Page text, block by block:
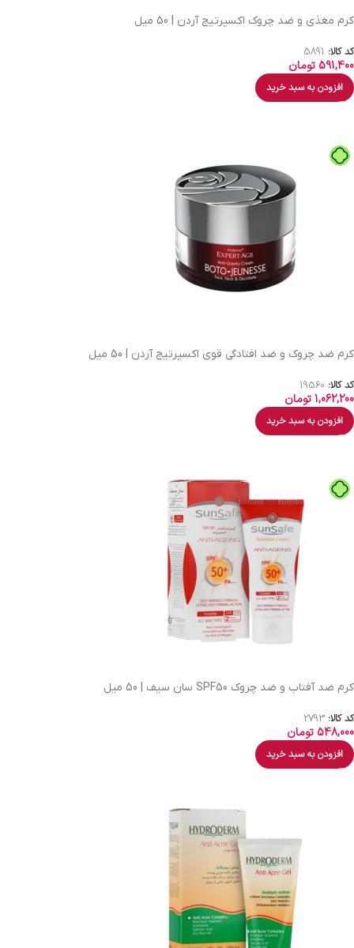
کرم مغذی و ضد چروک اکسپرتیج آردن | 50 میل
کد کالا: 5891
591,400 تومان
افزودن به سبد خرید
کرم ضد چروک و ضد افتادگی قوی اکسپرتیج آردن | 50 میل
کد کالا: 19560
1,062,200تومان
افزودن به سبد خرید
کرم ضد آفتاب و ضد چروک SPF50 سان سیف | 50 میل
کد کالا: 2793
548,000 تومان
افزودن به سبد خرید